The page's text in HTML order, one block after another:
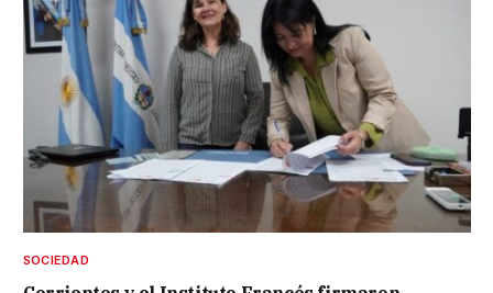
SOCIEDAD